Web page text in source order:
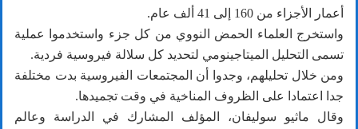
أعمار الأجزاء من 160 إلى 41 ألف عام.
واستخرج العلماء الحمض النووي من كل جزء واستخدموا عملية
تسمى التحليل الميتاجينومي لتحديد كل سلالة فيروسية فردية.
ومن خلال تحليلهم، وجدوا أن المجتمعات الفيروسية بدت مختلفة
جدا اعتمادا على الظروف المناخية في وقت تجميدها.
وقال ماثيو سوليفان، المؤلف المشارك في الدراسة وعالم